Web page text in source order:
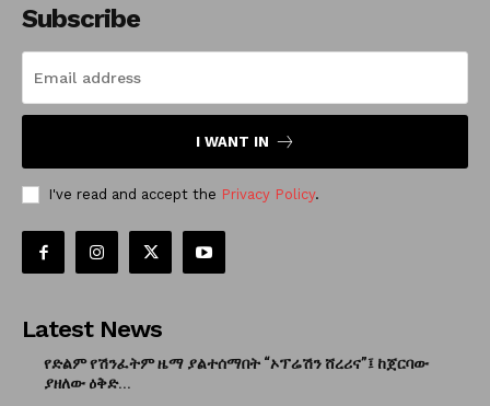
Subscribe
I WANT IN
I've read and accept the Privacy Policy.
Latest News
የድልም የሽንፈትም ዜማ ያልተሰማበት “ኦፕሬሽን ሸረሪና”፤ ከጀርባው
ያዘለው ዕቅድ...